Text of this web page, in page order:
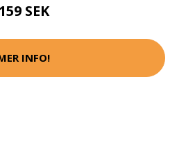
159 SEK
INFO!